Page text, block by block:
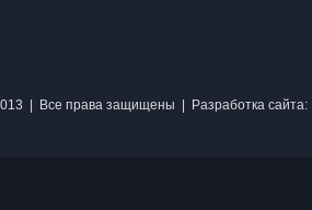
| Все права защищены | Разработка